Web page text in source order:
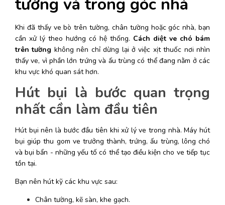
Khi đã thấy ve bò trên tường, chân tường hoặc góc nhà, bạn
cần xử lý theo hướng có hệ thống. Cách diệt ve chó bám
trên tường không nên chỉ dừng lại ở việc xịt thuốc nơi nhìn
thấy ve, vì phần lớn trứng và ấu trùng có thể đang nằm ở các
khu vực khó quan sát hơn.
Hút bụi là bước quan trọng
nhất cần làm đầu tiên
Hút bụi nên là bước đầu tiên khi xử lý ve trong nhà. Máy hút
bụi giúp thu gom ve trưởng thành, trứng, ấu trùng, lông chó
và bụi bẩn - những yếu tố có thể tạo điều kiện cho ve tiếp tục
tồn tại.
Bạn nên hút kỹ các khu vực sau:
Chân tường, kẽ sàn, khe gạch.